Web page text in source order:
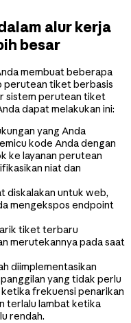
alur kerja
besar
membuat beberapa
perutean tiket berbasis
sistem perutean tiket
dapat melakukan ini:
yang Anda
kode Anda dengan
ke layanan perutean
niat dan
diskalakan untuk web,
mengekspos endpoint
tiket terbaru
merutekannya pada saat
diimplementasikan
yang tidak perlu
frekuensi penarikan
terlalu lambat ketika
rendah.